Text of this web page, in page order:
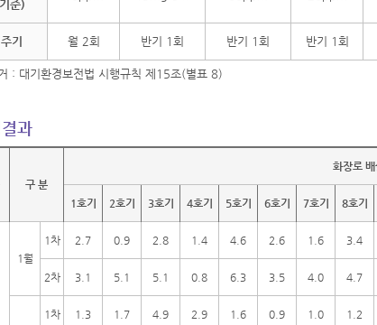
준)
기 월 2회 반기 1회 반기 1회 반기 1회
: 대기환경보전법 시행규칙 제15조(별표 8)
과
구 분
화장로
1호기 2호기 3호기 4호기 5호기 6호기 7호기 8호기
1월
1차 2.7 0.9 2.8 1.4 4.6 2.6 1.6 3.4
2차 3.1 5.1 5.1 0.8 6.3 3.5 4.0 4.7
1차 1.3 1.7 4.9 2.9 1.6 0.9 1.0 1.2